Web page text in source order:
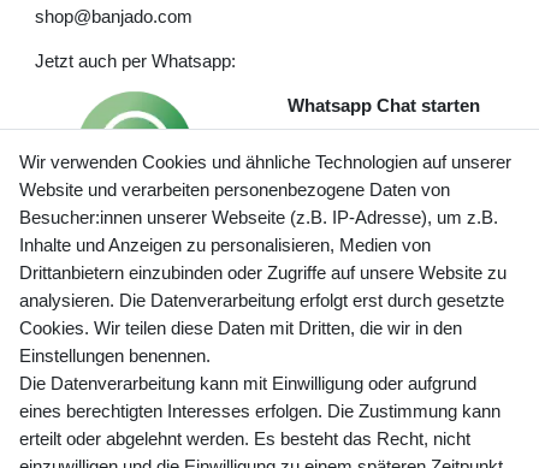
shop@banjado.com
Jetzt auch per Whatsapp:
Whatsapp Chat starten
Preisangaben inkl. gesetzl. MwSt. und zzgl. Service- und
Versandkosten
Newsletter Anmeldung - Keine Angebote
mehr verpassen!
Wir verwenden Cookies und ähnliche Technologien auf unserer
Website und verarbeiten personenbezogene Daten von
Besucher:innen unserer Webseite (z.B. IP-Adresse), um z.B.
Inhalte und Anzeigen zu personalisieren, Medien von
Drittanbietern einzubinden oder Zugriffe auf unsere Website zu
analysieren. Die Datenverarbeitung erfolgt erst durch gesetzte
Cookies. Wir teilen diese Daten mit Dritten, die wir in den
Einstellungen benennen.
Die Datenverarbeitung kann mit Einwilligung oder aufgrund
eines berechtigten Interesses erfolgen. Die Zustimmung kann
erteilt oder abgelehnt werden. Es besteht das Recht, nicht